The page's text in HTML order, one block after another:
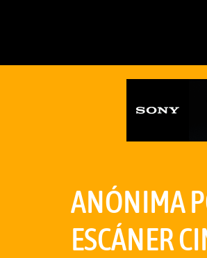
ANÓNIMA
ESCÁNER